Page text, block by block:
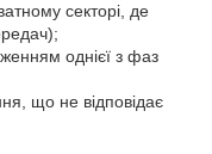
секторі, де
однієї з фаз
що не відповідає